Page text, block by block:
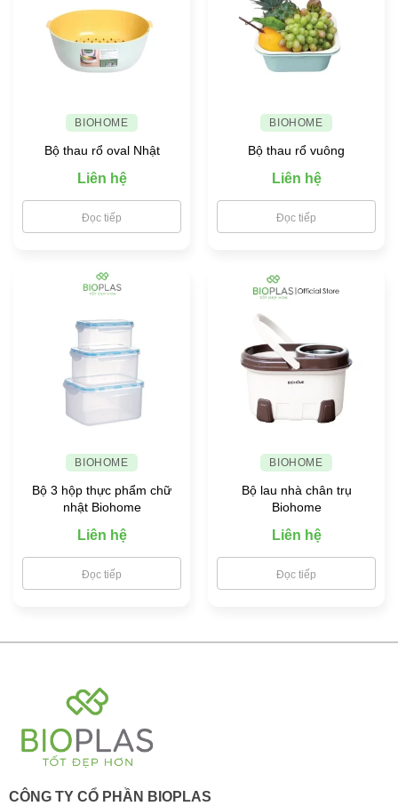
BIOHOME
Bộ thau rổ oval Nhật
Liên hệ
Đọc tiếp
BIOHOME
Bộ thau rổ vuông
Liên hệ
Đọc tiếp
BIOHOME
Bộ 3 hộp thực phẩm chữ
nhật Biohome
Liên hệ
Đọc tiếp
BIOHOME
Bộ lau nhà chân trụ
Biohome
Liên hệ
Đọc tiếp
CÔNG TY CỔ PHẦN BIOPLAS